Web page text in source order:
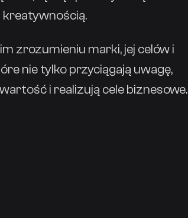
zrozumieniu marki, jej celów i
nie tylko przyciągają uwagę,
i realizują cele biznesowe.